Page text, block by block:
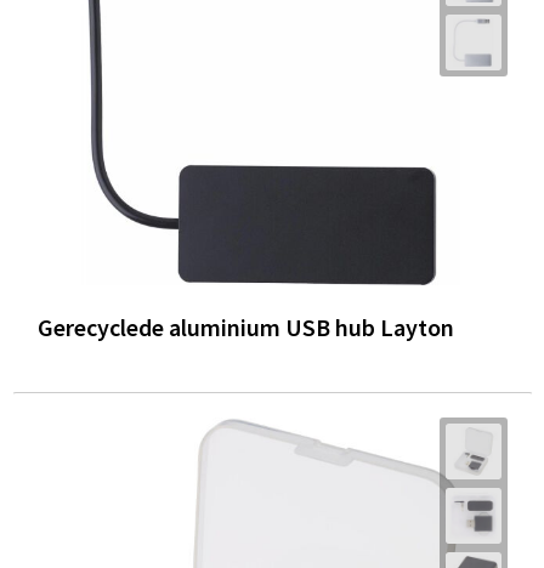
Gerecyclede aluminium USB hub Layton